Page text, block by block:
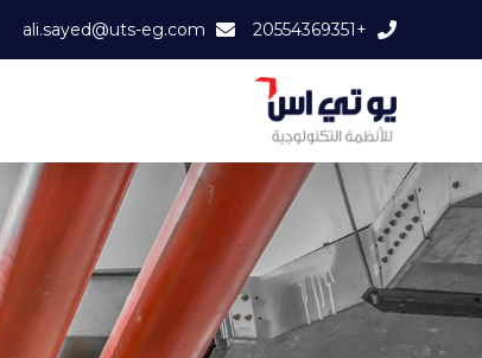
+20554369351
ali.sayed@uts-eg.com